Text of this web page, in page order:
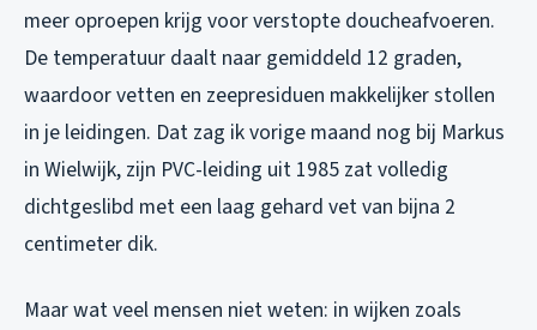
meer oproepen krijg voor verstopte doucheafvoeren.
De temperatuur daalt naar gemiddeld 12 graden,
waardoor vetten en zeepresiduen makkelijker stollen
in je leidingen. Dat zag ik vorige maand nog bij Markus
in Wielwijk, zijn PVC-leiding uit 1985 zat volledig
dichtgeslibd met een laag gehard vet van bijna 2
centimeter dik.
Maar wat veel mensen niet weten: in wijken zoals